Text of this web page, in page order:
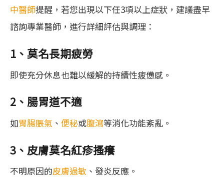
中醫師提醒，若您出現以下任3項以上症狀，建議盡早
諮詢專業醫師，進行詳細評估與調理：
1、莫名長期疲勞
即使充分休息也難以緩解的持續性疲憊感。
2、腸胃道不適
如胃腸脹氣 、 便秘或腹瀉等消化功能紊亂。
3、皮膚莫名紅疹搔癢
不明原因的皮膚過敏 、發炎反應。